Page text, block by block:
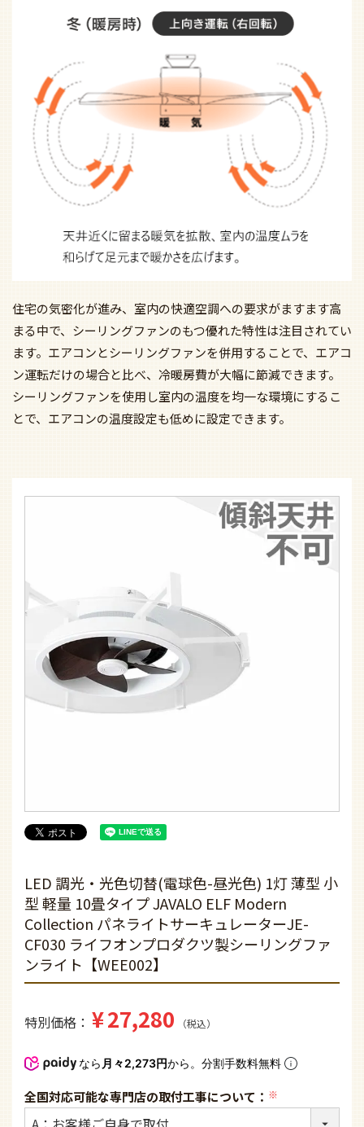
住宅の気密化が進み、室内の快適空調への要求がますます高
まる中で、シーリングファンのもつ優れた特性は注目されてい
ます。エアコンとシーリングファンを併用することで、エアコ
ン運転だけの場合と比べ、冷暖房費が大幅に節減できます。
シーリングファンを使用し室内の温度を均一な環境にするこ
とで、エアコンの温度設定も低めに設定できます。
LED 調光・光色切替(電球色-昼光色) 1灯 薄型 小
型 軽量 10畳タイプ JAVALO ELF Modern
Collection パネライトサーキュレーターJE-
CF030 ライフオンプロダクツ製シーリングファ
ンライト【WEE002】
特別価格 ¥27,280 税込
なら 月々2,273円から。分割手数料無料
全国対応可能な専門店の取付工事について：
(必